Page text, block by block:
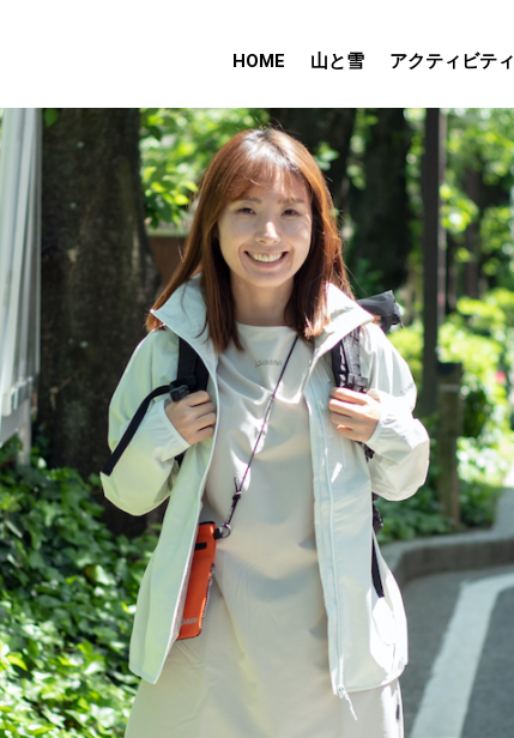
HOME 山と雪 アクティビティ